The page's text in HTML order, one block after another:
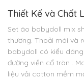
Thiết Kế và Chất
Set áo babydoll mix
thương. Thoải mái và
babydoll có kiểu
đường viền cổ tròn .
liệu vải cotton mềm